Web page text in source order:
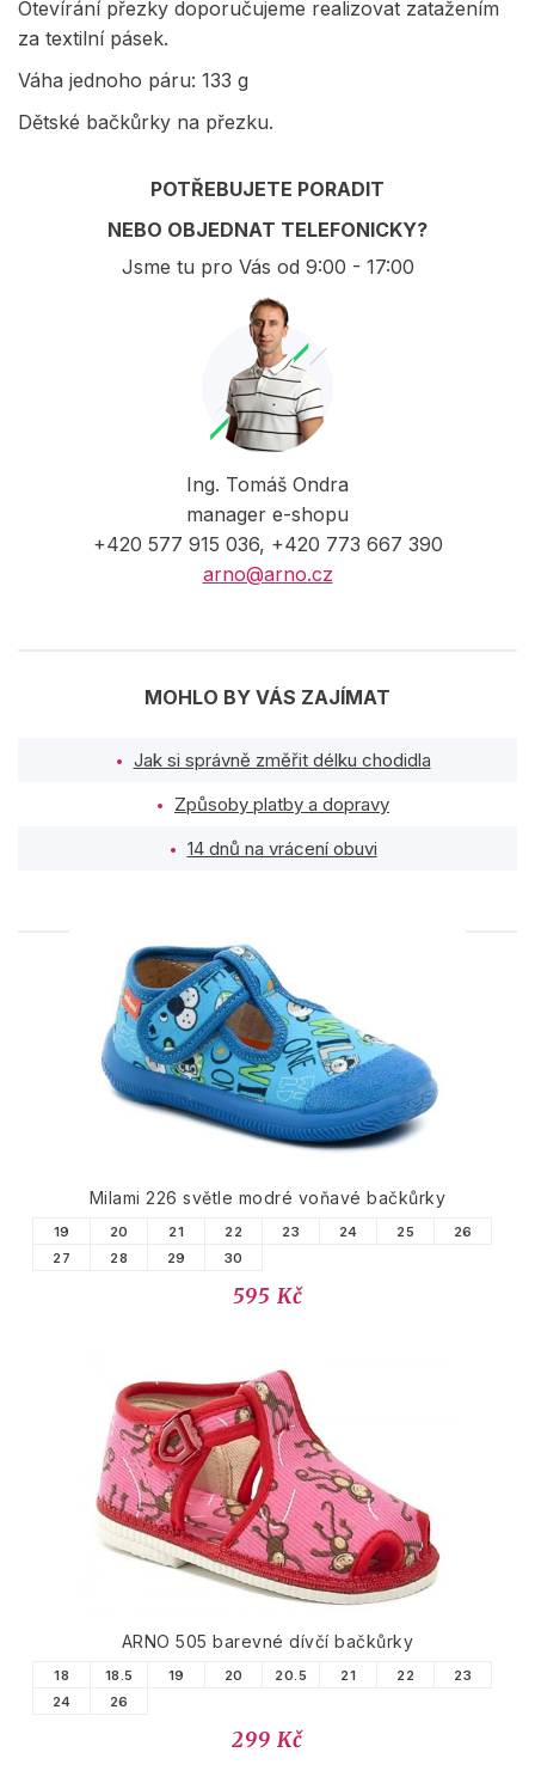
Otevírání přezky doporučujeme realizovat zatažením
za textilní pásek.
Váha jednoho páru: 133 g
Dětské bačkůrky na přezku.
POTŘEBUJETE PORADIT
NEBO OBJEDNAT TELEFONICKY?
Jsme tu pro Vás od 9:00 - 17:00
Ing. Tomáš Ondra
manager e-shopu
+420 577 915 036, +420 773 667 390
arno@arno.cz
MOHLO BY VÁS ZAJÍMAT
Jak si správně změřit délku chodidla
Způsoby platby a dopravy
14 dnů na vrácení obuvi
PODOBNÉ PRODUKTY
Milami 226 světle modré voňavé bačkůrky
19 20 21 22 23 24 25
26
27
28 29 30
595 Kč
ARNO 505 barevné dívčí bačkůrky
18 18.5 19 20 20.5 21 22
23
24
26
299 Kč